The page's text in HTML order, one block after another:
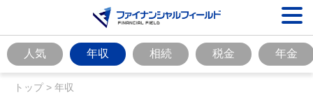
人気 年収 相続 税金 年金
トップ> 年収